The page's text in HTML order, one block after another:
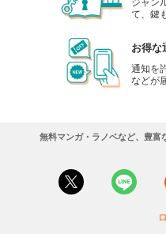
て、鍵
お得な
通知を
などが
無料マンガ・ラノベなど、豊富